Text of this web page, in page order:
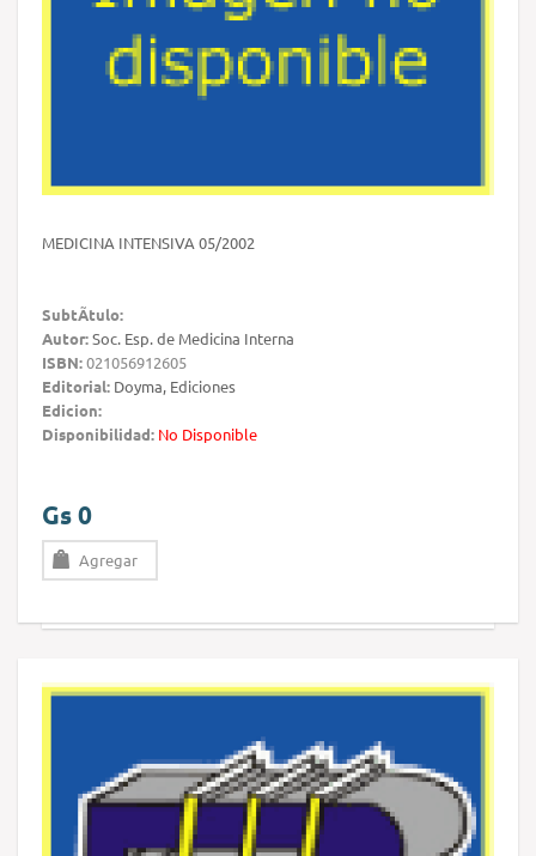
MEDICINA INTENSIVA 05/2002
SubtÃ­tulo:
Autor:Soc. Esp. de Medicina Interna
ISBN:021056912605
Editorial: Doyma, Ediciones
Edicion:
Disponibilidad: No Disponible
Gs 0
Agregar